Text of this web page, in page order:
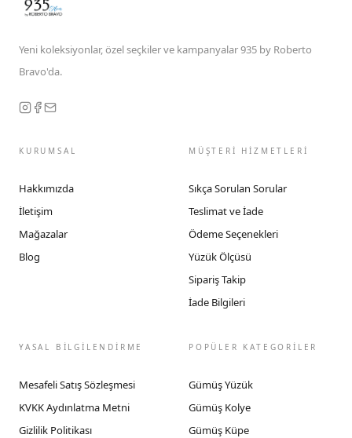
Yeni koleksiyonlar, özel seçkiler ve kampanyalar 935 by Roberto
Bravo'da.
KURUMSAL
Hakkımızda
İletişim
Mağazalar
Blog
MÜŞTERİ HİZMETLERİ
Sıkça Sorulan Sorular
Teslimat ve İade
Ödeme Seçenekleri
Yüzük Ölçüsü
Sipariş Takip
İade Bilgileri
YASAL BİLGİLENDİRME
Mesafeli Satış Sözleşmesi
KVKK Aydınlatma Metni
Gizlilik Politikası
POPÜLER KATEGORİLER
Gümüş Yüzük
Gümüş Kolye
Gümüş Küpe